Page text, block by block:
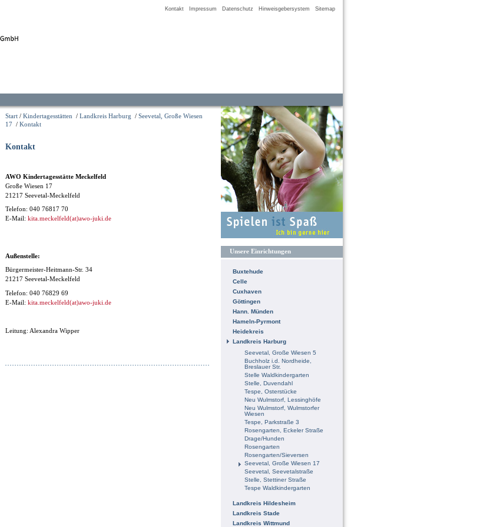
Kontakt Impressum Datenschutz Hinweisgebersystem Sitemap
Start / Kindertagesstätten / Landkreis Harburg / Seevetal, Große Wiesen
17 / Kontakt
Kontakt
AWO Kindertagesstätte Meckelfeld
Große Wiesen 17
21217 Seevetal-Meckelfeld
Telefon: 040 76817 70
E-Mail: kita.meckelfeld(at)awo-juki.de
Außenstelle:
Bürgermeister-Heitmann-Str. 34
21217 Seevetal-Meckelfeld
Telefon: 040 76829 69
E-Mail: kita.meckelfeld(at)awo-juki.de
Leitung: Alexandra Wipper
Unsere Einrichtungen
Buxtehude
Celle
Cuxhaven
Göttingen
Hann. Münden
Hameln-Pyrmont
Heidekreis
Landkreis Harburg
Seevetal, Große Wiesen 5
Buchholz i.d. Nordheide,
Breslauer Str.
Stelle Waldkindergarten
Stelle, Duvendahl
Tespe, Osterstücke
Neu Wulmstorf, Lessinghöfe
Neu Wulmstorf, Wulmstorfer
Wiesen
Tespe, Parkstraße 3
Rosengarten, Eckeler Straße
Drage/Hunden
Rosengarten
Rosengarten/Sieversen
Seevetal, Große Wiesen 17
Seevetal, Seevetalstraße
Stelle, Stettiner Straße
Tespe Waldkindergarten
Landkreis Hildesheim
Landkreis Stade
Landkreis Wittmund